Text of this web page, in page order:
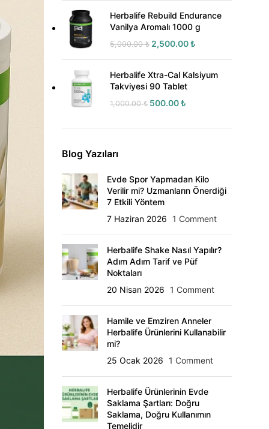
Herbalife Rebuild Endurance
Vanilya Aromalı 1000 g
5,000.00₺ 2,500.00₺
Herbalife Xtra-Cal Kalsiyum
Takviyesi 90 Tablet
1,000.00₺ 500.00₺
Blog Yazıları
Evde Spor Yapmadan Kilo
Verilir mi? Uzmanların Önerdiği
7 Etkili Yöntem
7 Haziran 2026
1 Comment
Herbalife Shake Nasıl Yapılır?
Adım Adım Tarif ve Püf
Noktaları
20 Nisan 2026
1 Comment
Hamile ve Emziren Anneler
Herbalife Ürünlerini Kullanabilir
mi?
25 Ocak 2026
1 Comment
Herbalife Ürünlerinin Evde
Saklama Şartları: Doğru
Saklama, Doğru Kullanımın
Temelidir